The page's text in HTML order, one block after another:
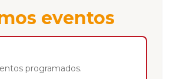
eventos
programados.